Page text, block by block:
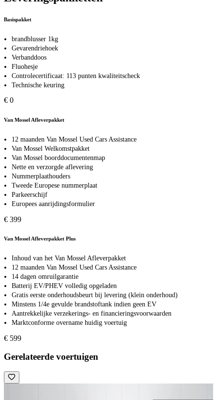
Basispakket
brandblusser 1kg
Gevarendriehoek
Verbanddoos
Fluohesje
Controlecertificaat: 113 punten kwaliteitscheck
Technische keuring
€ 0
Van Mossel Afleverpakket
12 maanden Van Mossel Used Cars Assistance
Van Mossel Welkomstpakket
Van Mossel boorddocumentenmap
Nette en verzorgde aflevering
Nummerplaathouders
Tweede Europese nummerplaat
Parkeerschijf
Europees aanrijdingsformulier
€ 399
Van Mossel Afleverpakket Plus
Inhoud van het Van Mossel Afleverpakket
12 maanden Van Mossel Used Cars Assistance
14 dagen omruilgarantie
Batterij EV/PHEV volledig opgeladen
Gratis eerste onderhoudsbeurt bij levering (klein onderhoud)
Minstens 1/4e gevulde brandstoftank indien geen EV
Aantrekkelijke verzekerings- en financieringsvoorwaarden
Marktconforme overname huidig voertuig
€ 599
Gerelateerde voertuigen